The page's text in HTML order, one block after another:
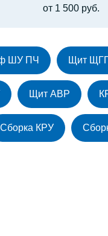
от 1 500 руб.
ШУ ПЧ Щит
Щит АВР
Сборка КРУ